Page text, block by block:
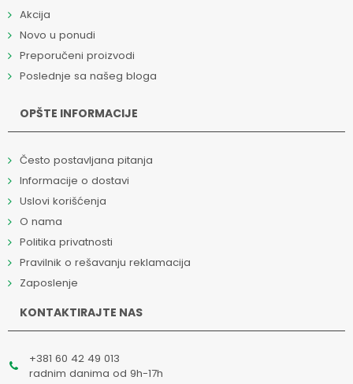
Akcija
Novo u ponudi
Preporučeni proizvodi
Poslednje sa našeg bloga
OPŠTE INFORMACIJE
Često postavljana pitanja
Informacije o dostavi
Uslovi korišćenja
O nama
Politika privatnosti
Pravilnik o rešavanju reklamacija
Zaposlenje
KONTAKTIRAJTE NAS
+381 60 42 49 013
radnim danima od 9h-17h